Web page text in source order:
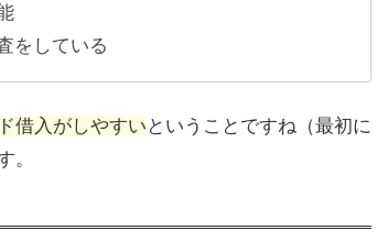
をしている
借入がしやすい ということですね（最初に
。